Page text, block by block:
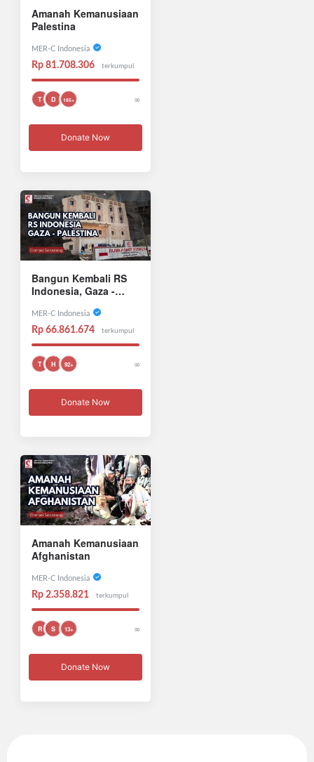
Amanah Kemanusiaan
Palestina
MER-C Indonesia
Rp 81.708.306 terkumpul
T D 185+ ∞
Donate Now
Bangun Kembali RS
Indonesia, Gaza -
MER-C Indonesia
Rp 66.861.674 terkumpul
T H 92+ ∞
Donate Now
Amanah Kemanusiaan
Afghanistan
MER-C Indonesia
Rp 2.358.821 terkumpul
R S 13+ ∞
Donate Now